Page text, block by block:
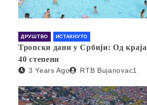
ДРУШТВО ИСТАКНУТО
Тропски дани у Србији: Од
40 степени
3 Years Ago RTB Bujanovac1